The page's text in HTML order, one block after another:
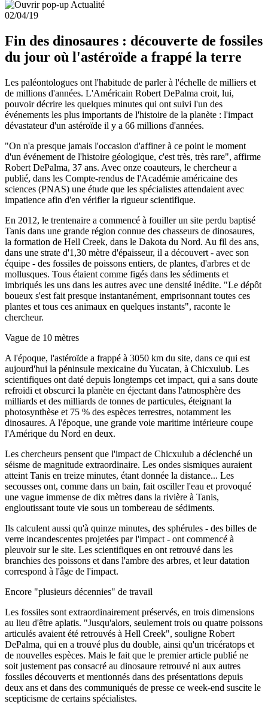
02/04/19
Fin des dinosaures : découverte de fossiles
du jour où l'astéroïde a frappé la terre
Les paléontologues ont l'habitude de parler à l'échelle de milliers et
de millions d'années. L'Américain Robert DePalma croit, lui,
pouvoir décrire les quelques minutes qui ont suivi l'un des
événements les plus importants de l'histoire de la planète : l'impact
dévastateur d'un astéroïde il y a 66 millions d'années.
"On n'a presque jamais l'occasion d'affiner à ce point le moment
d'un événement de l'histoire géologique, c'est très, très rare", affirme
Robert DePalma, 37 ans. Avec onze coauteurs, le chercheur a
publié, dans les Compte-rendus de l'Académie américaine des
sciences (PNAS) une étude que les spécialistes attendaient avec
impatience afin d'en vérifier la rigueur scientifique.
En 2012, le trentenaire a commencé à fouiller un site perdu baptisé
Tanis dans une grande région connue des chasseurs de dinosaures,
la formation de Hell Creek, dans le Dakota du Nord. Au fil des ans,
dans une strate d'1,30 mètre d'épaisseur, il a découvert - avec son
équipe - des fossiles de poissons entiers, de plantes, d'arbres et de
mollusques. Tous étaient comme figés dans les sédiments et
imbriqués les uns dans les autres avec une densité inédite. "Le dépôt
boueux s'est fait presque instantanément, emprisonnant toutes ces
plantes et tous ces animaux en quelques instants", raconte le
chercheur.
Vague de 10 mètres
A l'époque, l'astéroïde a frappé à 3050 km du site, dans ce qui est
aujourd'hui la péninsule mexicaine du Yucatan, à Chicxulub. Les
scientifiques ont daté depuis longtemps cet impact, qui a sans doute
refroidi et obscurci la planète en éjectant dans l'atmosphère des
milliards et des milliards de tonnes de particules, éteignant la
photosynthèse et 75 % des espèces terrestres, notamment les
dinosaures. A l'époque, une grande voie maritime intérieure coupe
l'Amérique du Nord en deux.
Les chercheurs pensent que l'impact de Chicxulub a déclenché un
séisme de magnitude extraordinaire. Les ondes sismiques auraient
atteint Tanis en treize minutes, étant donnée la distance... Les
secousses ont, comme dans un bain, fait osciller l'eau et provoqué
une vague immense de dix mètres dans la rivière à Tanis,
engloutissant toute vie sous un tombereau de sédiments.
Ils calculent aussi qu'à quinze minutes, des sphérules - des billes de
verre incandescentes projetées par l'impact - ont commencé à
pleuvoir sur le site. Les scientifiques en ont retrouvé dans les
branchies des poissons et dans l'ambre des arbres, et leur datation
correspond à l'âge de l'impact.
Encore "plusieurs décennies" de travail
Les fossiles sont extraordinairement préservés, en trois dimensions
au lieu d'être aplatis. "Jusqu'alors, seulement trois ou quatre poissons
articulés avaient été retrouvés à Hell Creek", souligne Robert
DePalma, qui en a trouvé plus du double, ainsi qu'un tricératops et
de nouvelles espèces. Mais le fait que le premier article publié ne
soit justement pas consacré au dinosaure retrouvé ni aux autres
fossiles découverts et mentionnés dans des présentations depuis
deux ans et dans des communiqués de presse ce week-end suscite le
scepticisme de certains spécialistes.